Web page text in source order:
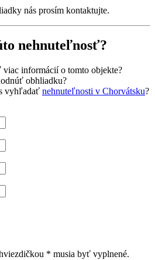
nás prosím kontaktujte.
nehnuteľnosť?
viac informáciío tomto objekte?
obhliadku?
vyhľadať nehnuteľnosti v Chorvátsku?
* musia byť vyplnené.